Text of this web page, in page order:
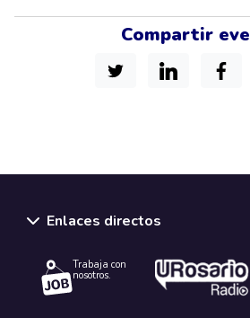
Compartir
Enlaces directos
Trabaja con
nosotros.